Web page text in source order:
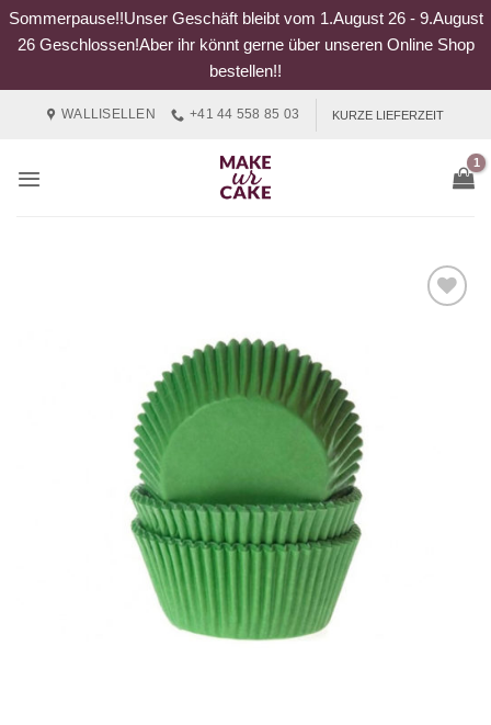
Sommerpause!!Unser Geschäft bleibt vom 1.August 26 - 9.August
26 Geschlossen!Aber ihr könnt gerne über unseren Online Shop
bestellen!!
WALLISELLEN +41 44 558 85 03 KURZE LIEFERZEIT